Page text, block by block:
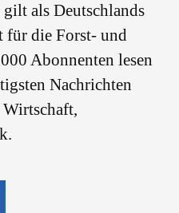
als Deutschlands
für die Forst- und
Abonnenten lesen
Nachrichten